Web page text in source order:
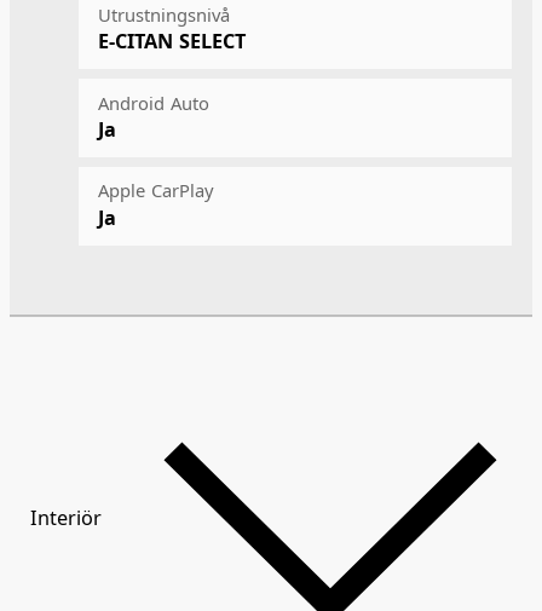
Utrustningsnivå
E-CITAN SELECT
Android Auto
Ja
Apple CarPlay
Ja
Interiör